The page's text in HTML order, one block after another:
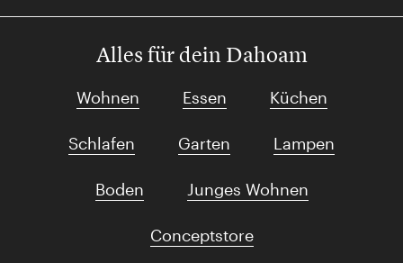
Alles für dein Dahoam
Wohnen Essen Küchen
Schlafen Garten Lampen
Boden Junges Wohnen
Conceptstore